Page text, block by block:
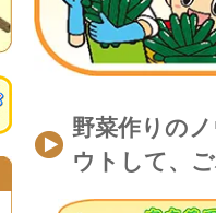
野菜作りの
ウトして、